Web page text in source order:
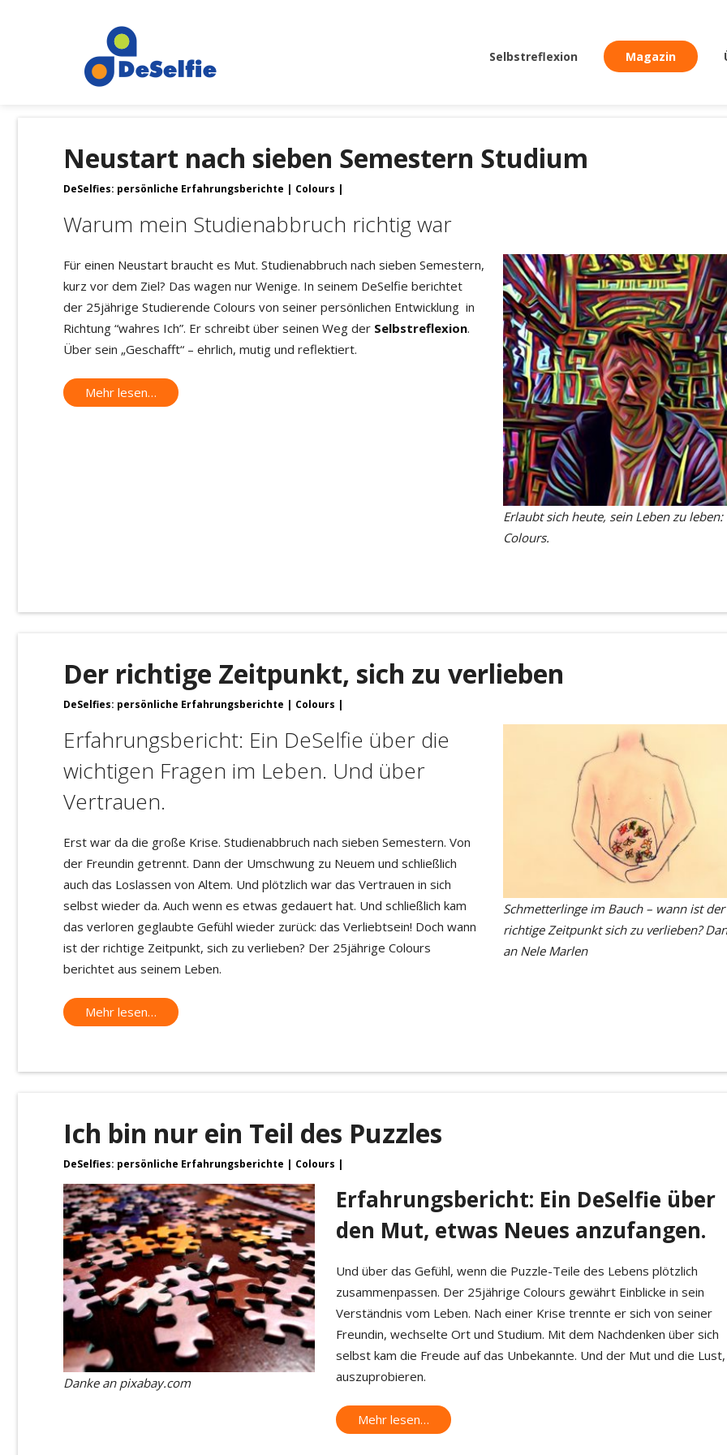
Selbstreflexion Magazin
Neustart nach sieben Semestern Studium
DeSelfies: persönliche Erfahrungsberichte Colours
Warum mein Studienabbruch richtig war
Erlaubt sich heute, sein Leben zu leben:
Colours.
Für einen Neustart braucht es Mut. Studienabbruch nach sieben Semestern,
kurz vor dem Ziel? Das wagen nur Wenige. In seinem DeSelfie berichtet
der 25jährige Studierende Colours von seiner persönlichen Entwicklung in
Richtung “wahres Ich”. Er schreibt über seinen Weg der Selbstreflexion.
Über sein „Geschafft“ – ehrlich, mutig und reflektiert.
Mehr lesen…
Der richtige Zeitpunkt, sich zu verlieben
DeSelfies: persönliche Erfahrungsberichte Colours
Schmetterlinge im Bauch – wann ist der
richtige Zeitpunkt sich zu verlieben?
an Nele Marlen
Erfahrungsbericht: Ein DeSelfie über die
wichtigen Fragen im Leben. Und über
Vertrauen.
Erst war da die große Krise. Studienabbruch nach sieben Semestern. Von
der Freundin getrennt. Dann der Umschwung zu Neuem und schließlich
auch das Loslassen von Altem. Und plötzlich war das Vertrauen in sich
selbst wieder da. Auch wenn es etwas gedauert hat. Und schließlich kam
das verloren geglaubte Gefühl wieder zurück: das Verliebtsein! Doch wann
ist der richtige Zeitpunkt, sich zu verlieben? Der 25jährige Colours
berichtet aus seinem Leben.
Mehr lesen…
Ich bin nur ein Teil des Puzzles
DeSelfies: persönliche Erfahrungsberichte Colours
Danke an pixabay.com
Erfahrungsbericht: Ein DeSelfie über
den Mut, etwas Neues anzufangen.
Und über das Gefühl, wenn die Puzzle-Teile des Lebens plötzlich
zusammenpassen. Der 25jährige Colours gewährt Einblicke in sein
Verständnis vom Leben. Nach einer Krise trennte er sich von seiner
Freundin, wechselte Ort und Studium. Mit dem Nachdenken über sich
selbst kam die Freude auf das Unbekannte. Und der Mut und die
auszuprobieren.
Mehr lesen…